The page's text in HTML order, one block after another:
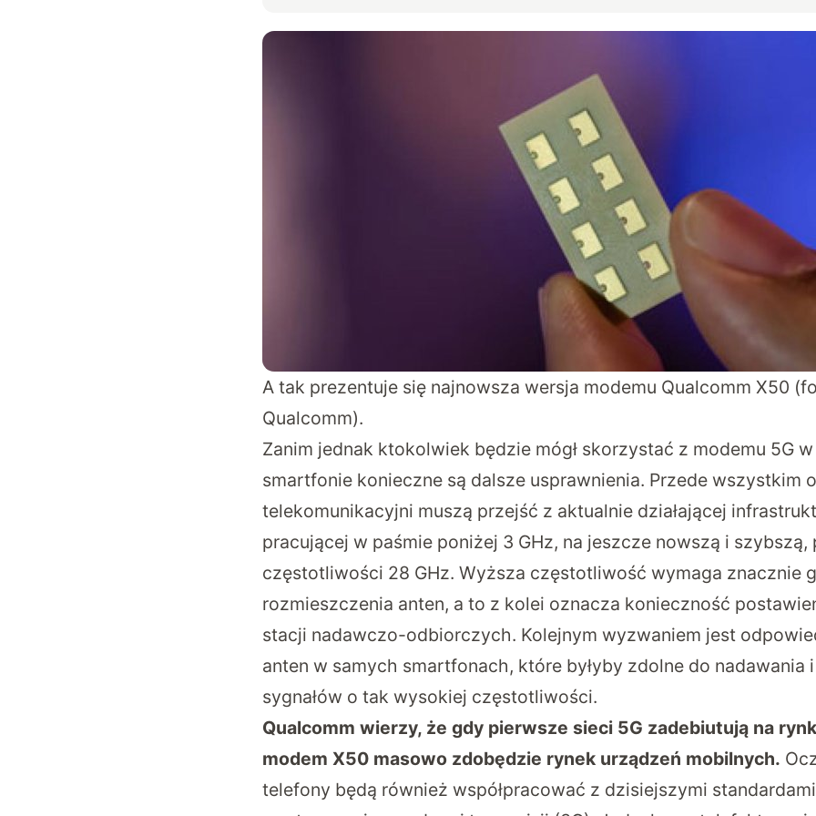
A tak prezentuje się najnowsza wersja modemu Qualcomm X50
Qualcomm).
Zanim jednak ktokolwiek będzie mógł skorzystać z modemu 5G
smartfonie konieczne są dalsze usprawnienia. Przede wszystkim
telekomunikacyjni muszą przejść z aktualnie działającej
pracującej w paśmie poniżej 3 GHz, na jeszcze nowszą i szybszą,
częstotliwości 28 GHz. Wyższa częstotliwość wymaga znacznie
rozmieszczenia anten, a to z kolei oznacza konieczność
stacji nadawczo-odbiorczych. Kolejnym wyzwaniem jest
anten w samych smartfonach, które byłyby zdolne do nadawania
sygnałów o tak wysokiej częstotliwości.
Qualcomm wierzy, że gdy pierwsze sieci 5G zadebiutują na
modem X50 masowo zdobędzie rynek urządzeń mobilnych.
telefony będą również współpracować z dzisiejszymi